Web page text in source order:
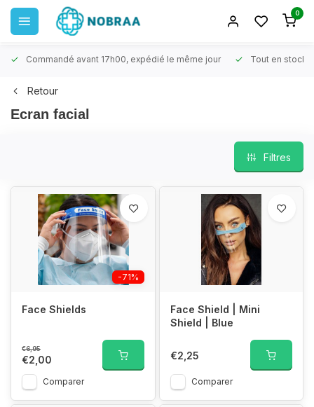
0
Commandé avant 17h00, expédié le même jour Tout en stock
Retour
Ecran facial
Filtres
-71%
Face Shields
€6,95
€2,00
Comparer
Face Shield | Mini
Shield | Blue
€2,25
Comparer